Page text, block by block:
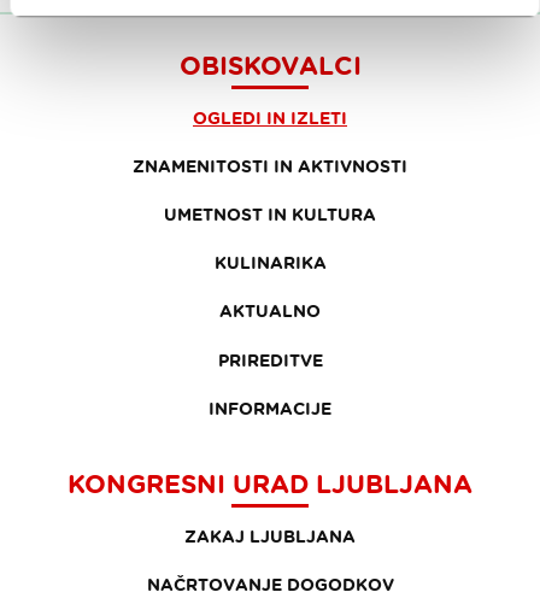
OBISKOVALCI
OGLEDI IN IZLETI
ZNAMENITOSTI IN AKTIVNOSTI
UMETNOST IN KULTURA
KULINARIKA
AKTUALNO
PRIREDITVE
INFORMACIJE
KONGRESNI URAD LJUBLJANA
ZAKAJ LJUBLJANA
NAČRTOVANJE DOGODKOV